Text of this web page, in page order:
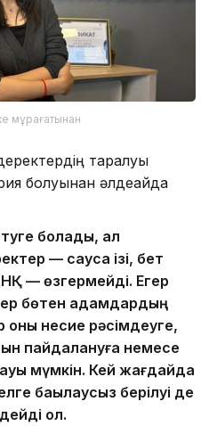
мұрағатынан
таралуы
болуынан әлдеқайда
болады, ал
— саусақ ізі, бет
— өзгермейді. Егер
бөтен адамдардың
оны несие рәсімдеуге,
пайдалануға немесе
мүмкін. Кей жағдайда
бақылаусыз берілуі де
ол.